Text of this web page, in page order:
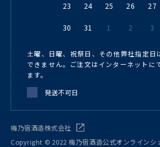
23 24 25 26 27
30 31 1 2 3
土曜、日曜、祝祭日、その他弊社指定日
できません。ご注文はインターネットに
ます。
発送不可日
梅乃宿酒造株式会社
Copyright © 2022 梅乃宿酒造公式オンラインシ